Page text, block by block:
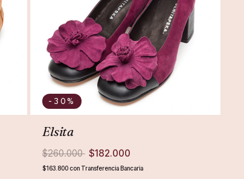
-30%
Elsita
$260.000 $182.000
$163.800 con Transferencia Bancaria